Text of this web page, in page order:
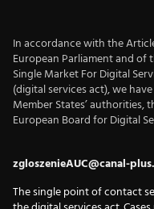
In accordance with the
European Parliament and of
Single Market For Digital
(digital services act), we
Member States’ authorities,
European Board for Digital
zgloszenieAUC@canal-
The single point of contact